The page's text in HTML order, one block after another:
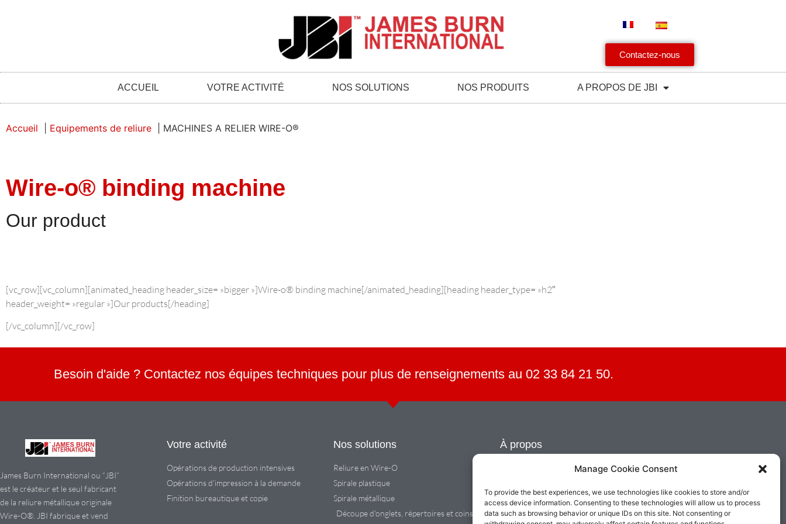
Manage Cookie Consent
To provide the best experiences, we use technologies like cookies to store and/or
access device information. Consenting to these technologies will allow us to process
data such as browsing behavior or unique IDs on this site. Not consenting or
Contactez-nous
ACCUEIL VOTRE ACTIVITÉ NOS SOLUTIONS NOS PRODUITS A PROPOS DE JBI
Accueil Equipements de reliure MACHINES A RELIER WIRE-O®
Wire-o® binding machine
Our product
[vc_row][vc_column][animated_heading header_size= »bigger »]Wire-o® binding machine[/animated_heading][heading header_type= »h2″
header_weight= »regular »]Our products[/heading]
[/vc_column][/vc_row]
Besoin d'aide ? Contactez nos équipes techniques pour plus de renseignements au 02 33 84 21 50.
James Burn International ou “JBI”
est le créateur et le seul fabricant
de la reliure métallique originale
Wire-O®. JBI fabrique et vend
Votre activité
Opérations de production intensives
Opérations d'impression à la demande
Finition bureautique et copie
Nos solutions
Reliure en Wire-O
Spirale plastique
Spirale métallique
Découpe d'onglets, répertoires et coins ronds
À propos
Informations sur la société
Contactez-nous